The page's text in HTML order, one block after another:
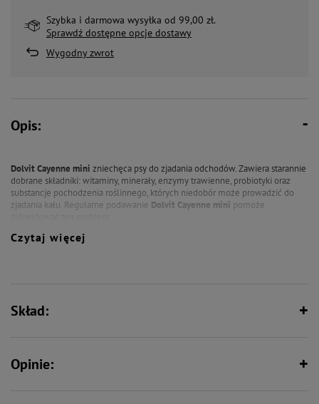
Szybka i darmowa wysyłka od 99,00 zł.
Sprawdź dostępne opcje dostawy
Wygodny zwrot
Opis:
Dolvit Cayenne mini zniechęca psy do zjadania odchodów.Zawiera starannie
dobrane składniki: witaminy, minerały, enzymy trawienne, probiotyki oraz
substancje pochodzenia roślinnego, których niedobór może prowadzić do
zjadania kału. Regularne podawanie Dolvit Cayenne mini pomoże
7-10 kg masy ciała - 3 tabletki dziennie
Czytaj więcej
Skład:
Opinie: